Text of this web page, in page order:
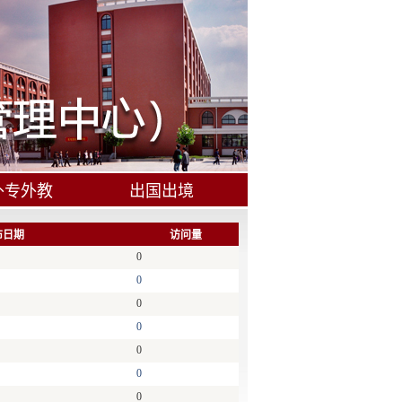
专外教 出国出境
日期
访问量
0
0
0
0
0
0
0